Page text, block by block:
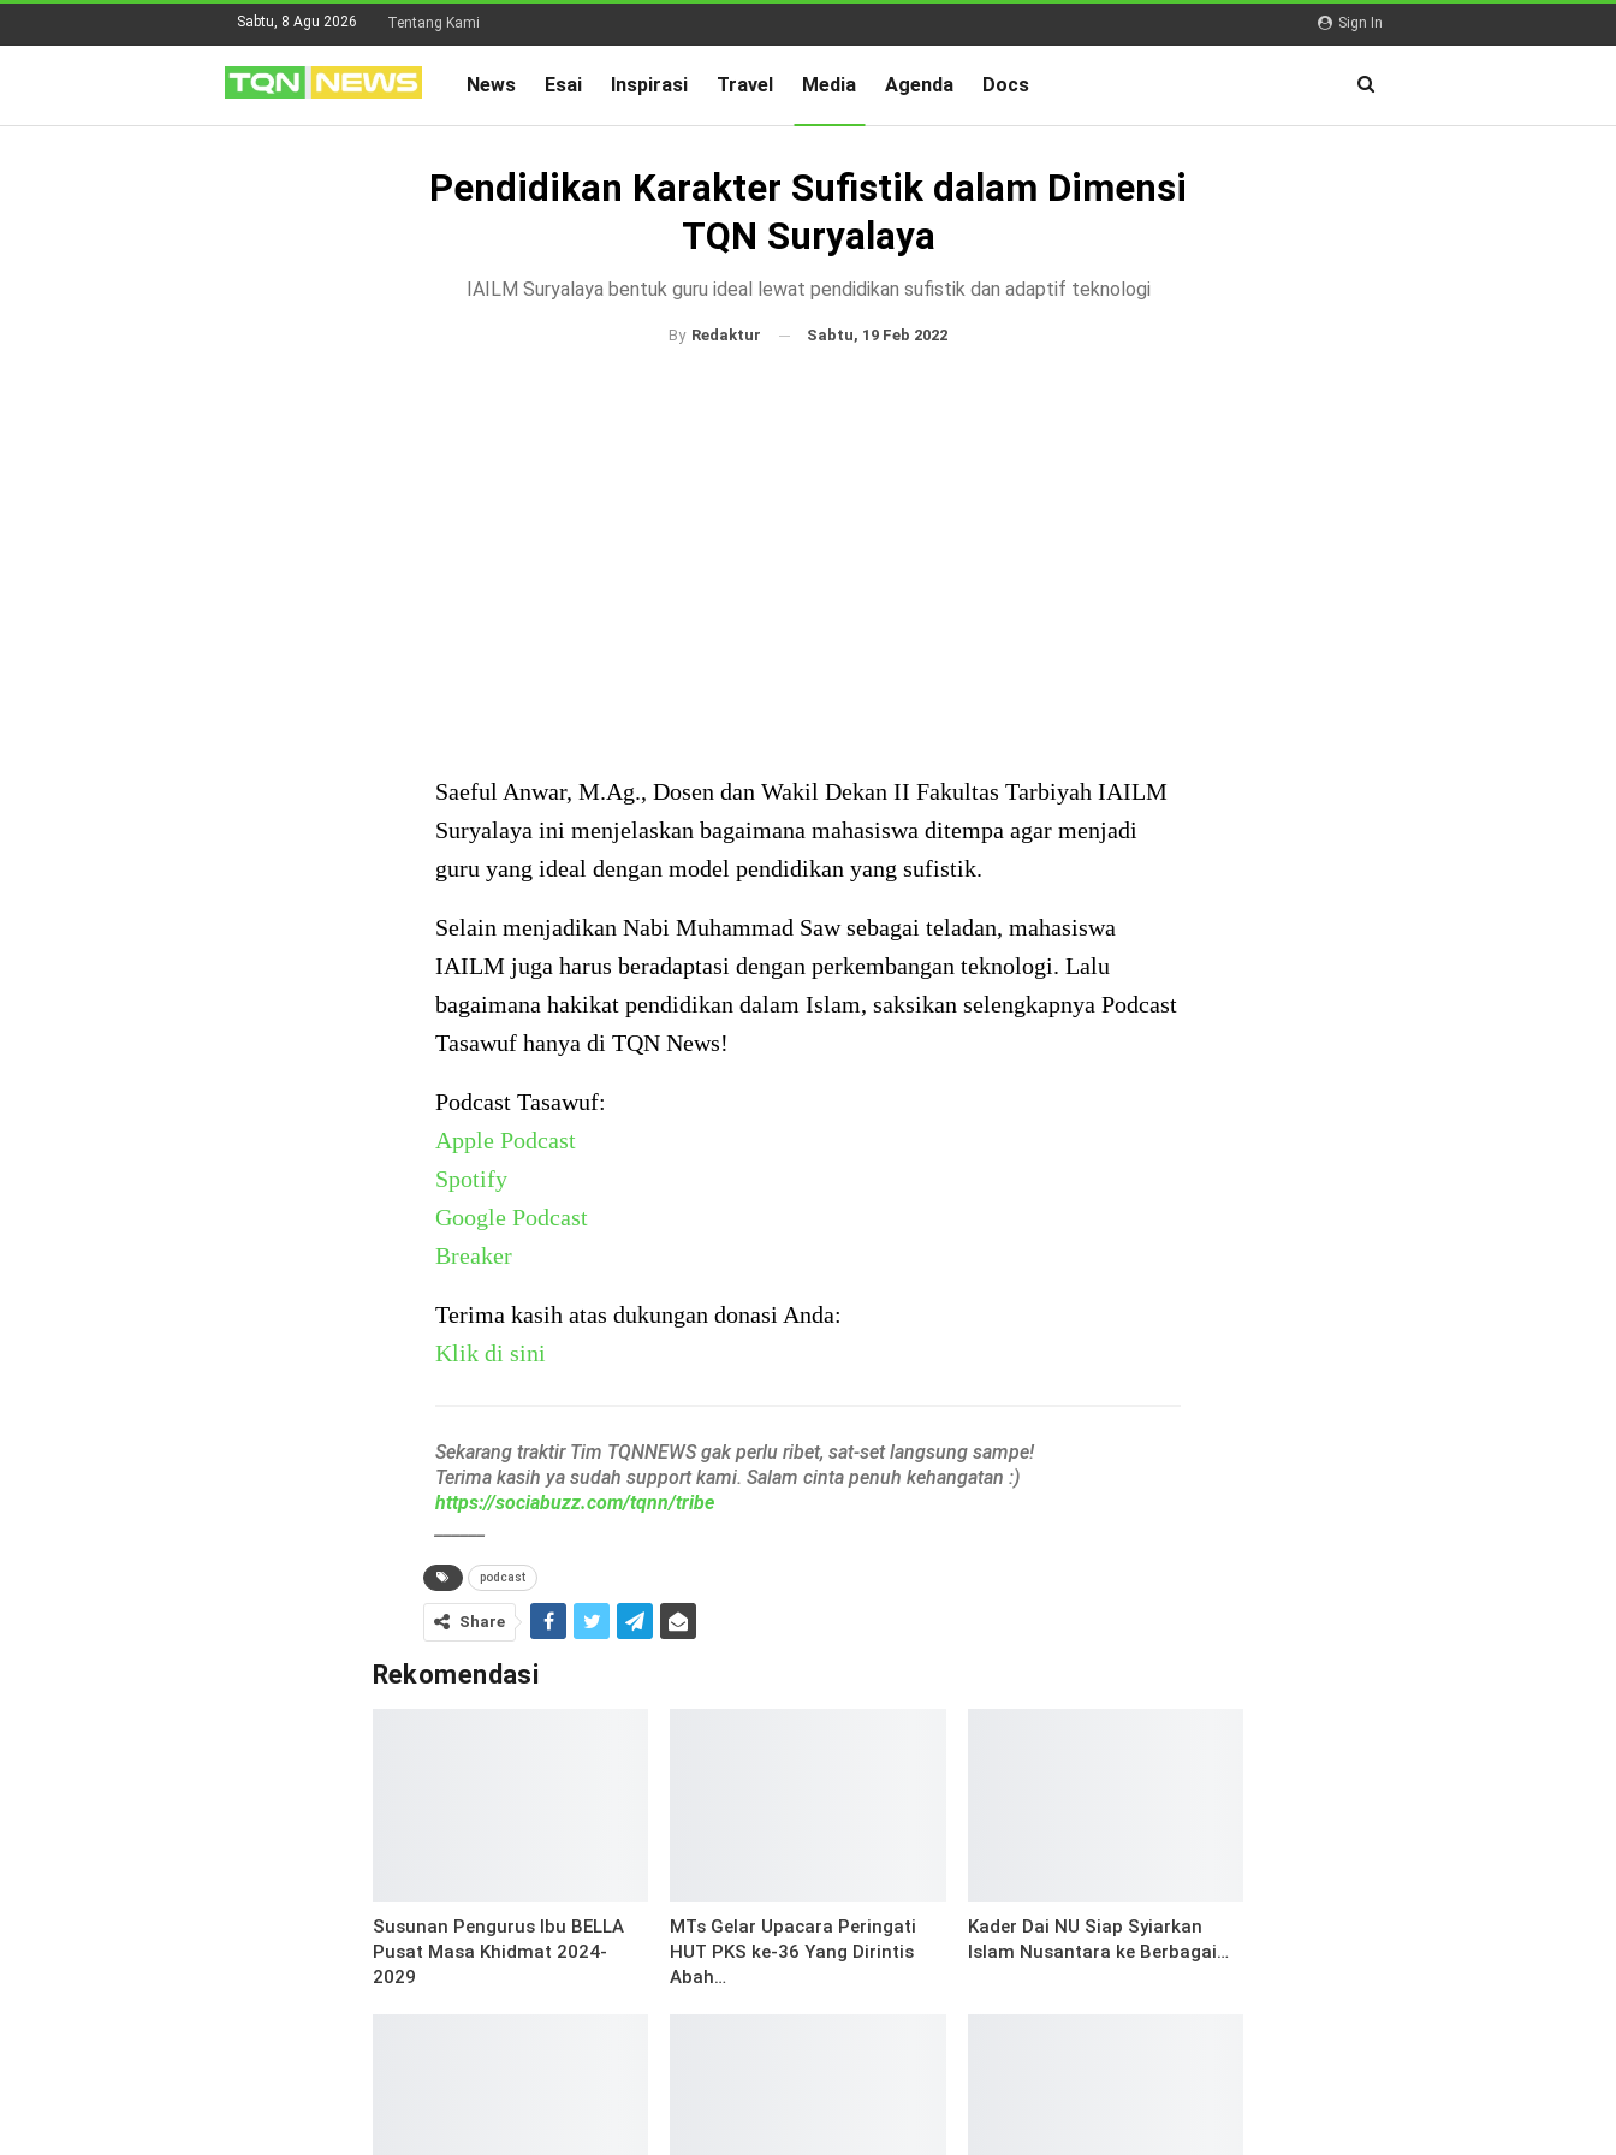
Sign In
Sabtu, 8 Agu 2026 Tentang Kami
News Esai Inspirasi Travel Media Agenda Docs
Pendidikan Karakter Sufistik dalam Dimensi
TQN Suryalaya
IAILM Suryalaya bentuk guru ideal lewat pendidikan sufistik dan adaptif teknologi
By Redaktur Sabtu, 19 Feb 2022
Saeful Anwar, M.Ag., Dosen dan Wakil Dekan II Fakultas Tarbiyah IAILM
Suryalaya ini menjelaskan bagaimana mahasiswa ditempa agar menjadi
guru yang ideal dengan model pendidikan yang sufistik.
Selain menjadikan Nabi Muhammad Saw sebagai teladan, mahasiswa
IAILM juga harus beradaptasi dengan perkembangan teknologi. Lalu
bagaimana hakikat pendidikan dalam Islam, saksikan selengkapnya Podcast
Tasawuf hanya di TQN News!
Podcast Tasawuf:
Apple Podcast
Spotify
Google Podcast
Breaker
Terima kasih atas dukungan donasi Anda:
Klik di sini
Sekarang traktir Tim TQNNEWS gak perlu ribet, sat-set langsung sampe!
Terima kasih ya sudah support kami. Salam cinta penuh kehangatan :)
https://sociabuzz.com/tqnn/tribe
podcast
Share
Rekomendasi
Susunan Pengurus Ibu BELLA
Pusat Masa Khidmat 2024-
2029
MTs Gelar Upacara Peringati
HUT PKS ke-36 Yang Dirintis
Abah…
Kader Dai NU Siap Syiarkan
Islam Nusantara ke Berbagai…